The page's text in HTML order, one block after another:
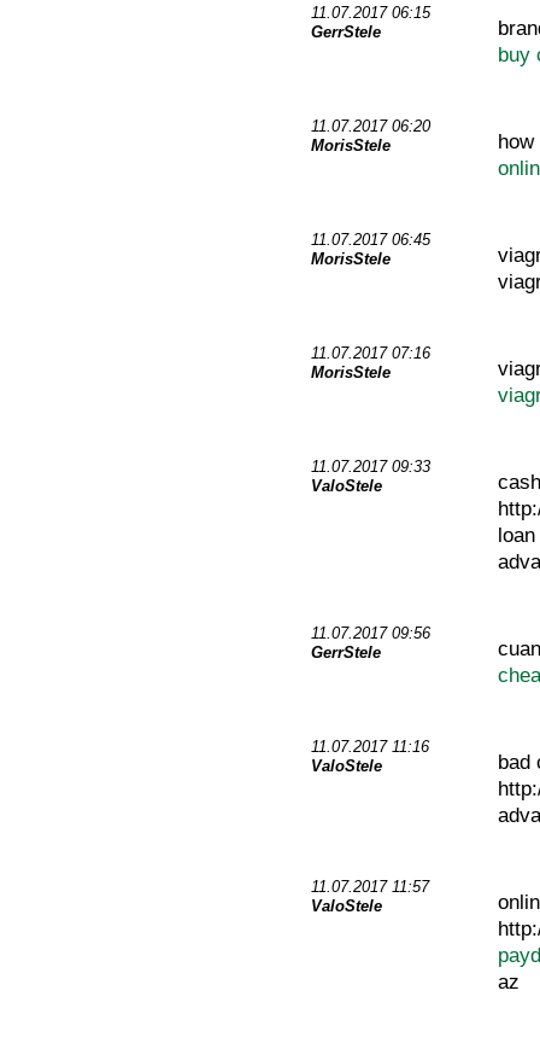
11.07.2017 06:15
GerrStele
buy
11.07.2017 06:20
MorisStele
11.07.2017 06:45
MorisStele
11.07.2017 07:16
MorisStele
11.07.2017 09:33
ValoStele
loan
11.07.2017 09:56
GerrStele
11.07.2017 11:16
ValoStele
bad
11.07.2017 11:57
ValoStele
az